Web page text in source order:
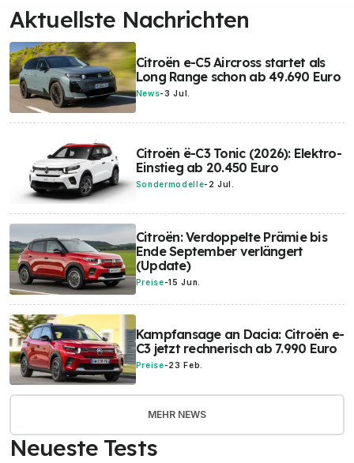
Aktuellste Nachrichten
Citroën e-C5 Aircross startet als
Long Range schon ab 49.690 Euro
News-3 Jul.
Citroën ë-C3 Tonic (2026): Elektro-
Einstieg ab 20.450 Euro
Sondermodelle- 2 Jul.
Citroën: Verdoppelte Prämie bis
Ende September verlängert
(Update)
Preise-15 Jun.
Kampfansage an Dacia: Citroën e-
C3 jetzt rechnerisch ab 7.990 Euro
Preise-23 Feb.
MEHR NEWS
Neueste Tests